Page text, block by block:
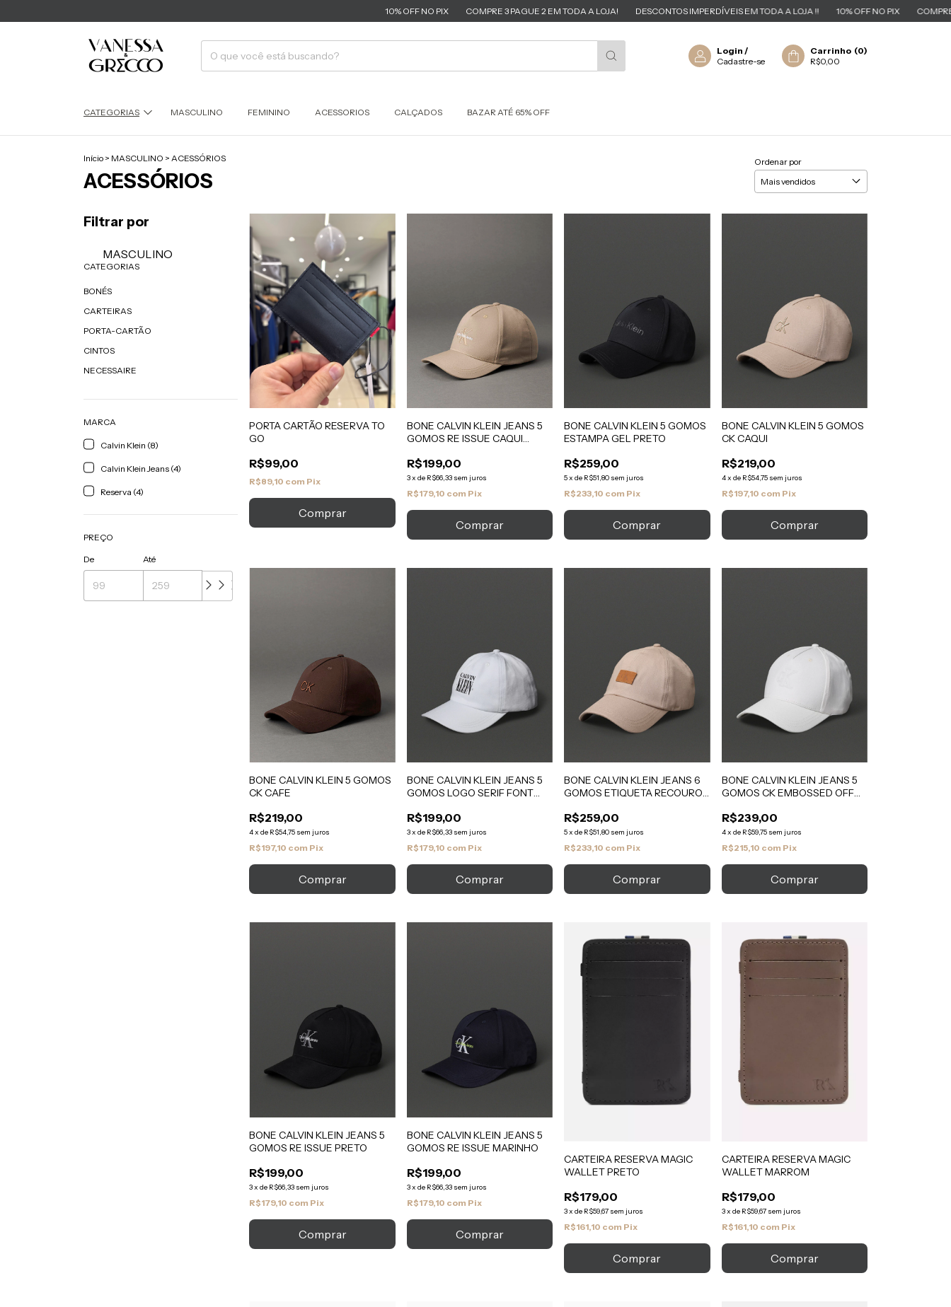
10% OFF NO PIX COMPRE 3 PAGUE 2 EM TODA A LOJA! DESCONTOS IMPERDÍVEIS EM TODA A LOJA !! 10% OFF NO PIX COMPRE 3 PAGUE
Login /
Cadastre-se
Carrinho (0)
R$0,00
CATEGORIAS MASCULINO FEMININO ACESSORIOS CALÇADOS BAZAR ATÉ 65% OFF
Início > MASCULINO > ACESSÓRIOS
ACESSÓRIOS
Ordenar por
Filtrar por
MASCULINO
CATEGORIAS
BONÉS
CARTEIRAS
PORTA-CARTÃO
CINTOS
NECESSAIRE
MARCA
Calvin Klein (8)
Calvin Klein Jeans (4)
Reserva (4)
PREÇO
De Até
PORTA CARTÃO RESERVA TO
GO
R$99,00
R$89,10 com Pix
BONE CALVIN KLEIN JEANS 5
GOMOS RE ISSUE CAQUI
R$199,00
3x de R$66,33 sem juros
R$179,10 com Pix
BONE CALVIN KLEIN 5 GOMOS
ESTAMPA GEL PRETO
R$259,00
5xde R$51,80 sem juros
R$233,10 com Pix
BONE CALVIN KLEIN 5 GOMOS
CK CAQUI
R$219,00
4x de R$54,75 sem juros
R$197,10 com Pix
BONE CALVIN KLEIN 5 GOMOS
CK CAFE
R$219,00
4xde R$54,75 sem juros
R$197,10 com Pix
BONE CALVIN KLEIN JEANS 5
GOMOS LOGO SERIF FONT
R$199,00
3x de R$66,33 sem juros
R$179,10 com Pix
BONE CALVIN KLEIN JEANS 6
GOMOS ETIQUETA RECOURO
R$259,00
5xde R$51,80 sem juros
R$233,10 com Pix
BONE CALVIN KLEIN JEANS 5
GOMOS CK EMBOSSED OFF
R$239,00
4x de R$59,75 sem juros
R$215,10 com Pix
BONE CALVIN KLEIN JEANS 5
GOMOS RE ISSUE PRETO
R$199,00
3xde R$66,33 sem juros
R$179,10 com Pix
BONE CALVIN KLEIN JEANS 5
GOMOS RE ISSUE MARINHO
R$199,00
3x de R$66,33 sem juros
R$179,10 com Pix
CARTEIRA RESERVA MAGIC
WALLET PRETO
R$179,00
3xde R$59,67 sem juros
R$161,10 com Pix
CARTEIRA RESERVA MAGIC
WALLET MARROM
R$179,00
3x de R$59,67 sem juros
R$161,10 com Pix